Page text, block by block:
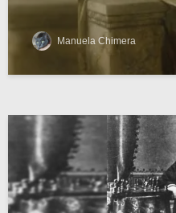
Manuela Chimera